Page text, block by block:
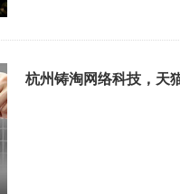
杭州铸淘网络科技，天